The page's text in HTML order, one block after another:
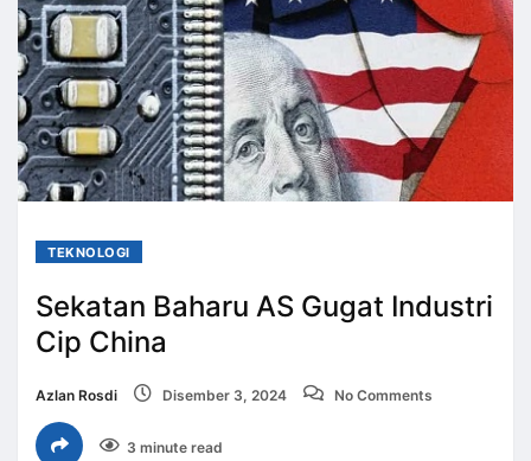
TEKNOLOGI
Sekatan Baharu AS Gugat Industri
Cip China
Azlan Rosdi Disember 3, 2024 No Comments
3 minute read